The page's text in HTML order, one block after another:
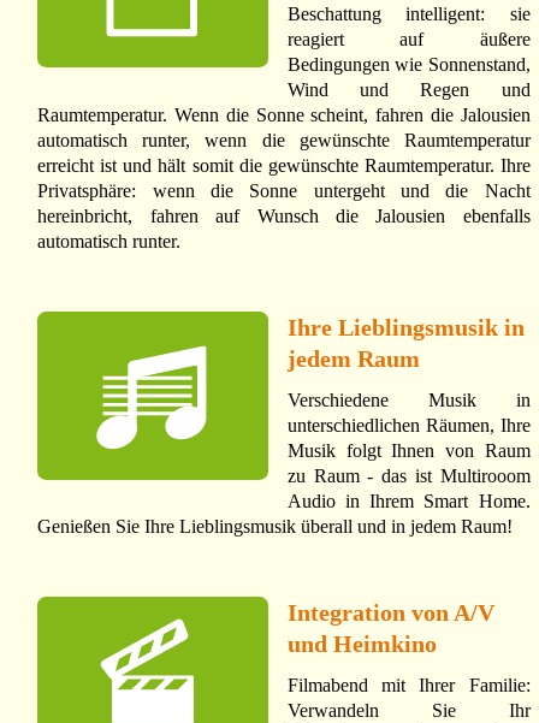
Beschattung intelligent: sie
reagiert auf äußere
Bedingungen wie Sonnenstand,
Wind und Regen und
Raumtemperatur. Wenn die Sonne scheint, fahren die Jalousien
automatisch runter, wenn die gewünschte Raumtemperatur
erreicht ist und hält somit die gewünschte Raumtemperatur. Ihre
Privatsphäre: wenn die Sonne untergeht und die Nacht
hereinbricht, fahren auf Wunsch die Jalousien ebenfalls
automatisch runter.
Ihre Lieblingsmusik in
jedem Raum
Verschiedene Musik in
unterschiedlichen Räumen, Ihre
Musik folgt Ihnen von Raum
zu Raum - das ist Multirooom
Audio in Ihrem Smart Home.
Genießen Sie Ihre Lieblingsmusik überall und in jedem Raum!
Integration von A/V
und Heimkino
Filmabend mit Ihrer Familie:
Verwandeln Sie Ihr